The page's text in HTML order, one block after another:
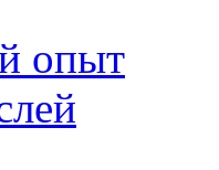
опыт